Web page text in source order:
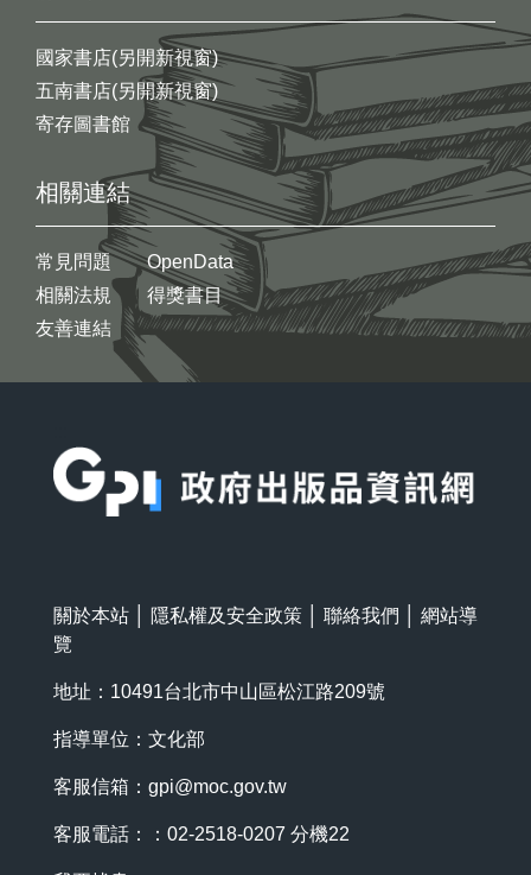
國家書店(另開新視窗)
五南書店(另開新視窗)
寄存圖書館
相關連結
常見問題
相關法規
友善連結
OpenData
得獎書目
關於本站 隱私權及安全政策 聯絡我們
網站導
覽
地址：10491台北市中山區松江路209號
指導單位：文化部
客服信箱： gpi@moc.gov.tw
客服電話：：02-2518-0207 分機22